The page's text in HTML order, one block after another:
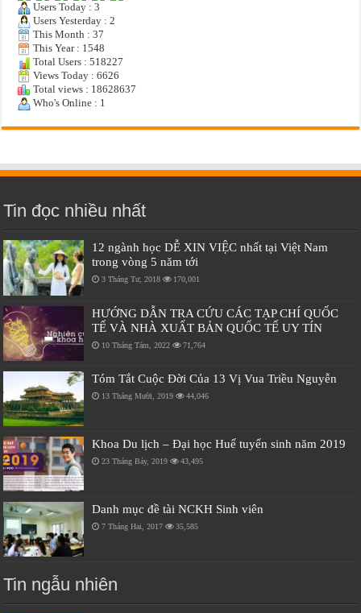
Users Today : 3
Users Yesterday : 2
This Month : 37
This Year : 1548
Total Users : 518227
Views Today : 6626
Total views : 18628637
Who's Online : 1
Tin đọc nhiều nhất
12 ngành học DỄ XIN VIỆC nhất tại Việt Nam
trong vòng 5 năm tới
3 Tháng Tư, 2018 170,001
HƯỚNG DẪN TRA CỨU CÁC TẠP CHÍ QUỐC
TẾ VÀ NHÀ XUẤT BẢN QUỐC TẾ UY TÍN
10 Tháng Tám, 2022 71,764
Tóm Tắt Cuộc Đời Của 13 Vị Vua Triều Nguyễn
13 Tháng Mười, 2019 44,046
Khoa Du lịch – Đại học Huế tuyển sinh năm 2019
23 Tháng Bảy, 2019 43,495
Danh mục đề tài NCKH Sinh viên
7 Tháng Hai, 2017 35,585
Tin ngẫu nhiên